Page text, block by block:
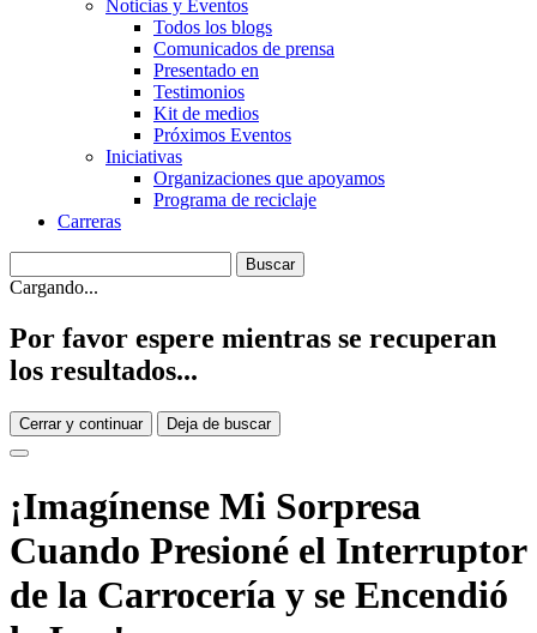
Noticias y Eventos
Todos los blogs
Comunicados de prensa
Presentado en
Testimonios
Kit de medios
Próximos Eventos
Iniciativas
Organizaciones que apoyamos
Programa de reciclaje
Carreras
Cargando...
Por favor espere mientras se recuperan
los resultados...
Cerrar y continuar Deja de buscar
¡Imagínense Mi Sorpresa
Cuando Presioné el Interruptor
de la Carrocería y se Encendió